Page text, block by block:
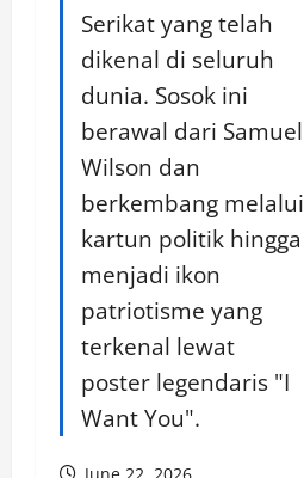
Serikat yang telah
dikenal di seluruh
dunia. Sosok ini
berawal dari Samuel
Wilson dan
berkembang melalui
kartun politik hingga
menjadi ikon
patriotisme yang
terkenal lewat
poster legendaris "I
Want You".